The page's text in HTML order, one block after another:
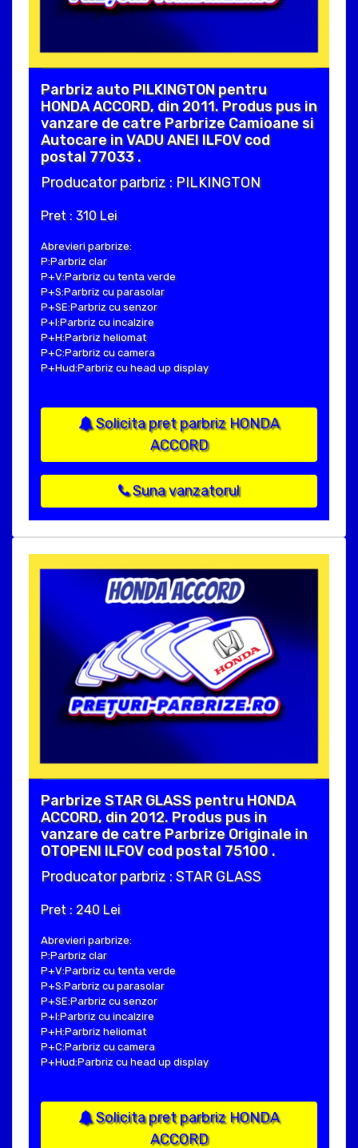
Parbriz auto PILKINGTON pentru
HONDA ACCORD, din 2011. Produs pus in
vanzare de catre Parbrize Camioane si
Autocare in VADU ANEI ILFOV cod
postal 77033 .
Producator parbriz : PILKINGTON
Pret : 310 Lei
Abrevieri parbrize:
P:Parbriz clar
P+V:Parbriz cu tenta verde
P+S:Parbriz cu parasolar
P+SE:Parbriz cu senzor
P+I:Parbriz cu incalzire
P+H:Parbriz heliomat
P+C:Parbriz cu camera
P+Hud:Parbriz cu head up display
Solicita pret parbriz HONDA
ACCORD
Suna vanzatorul
Parbrize STAR GLASS pentru HONDA
ACCORD, din 2012. Produs pus in
vanzare de catre Parbrize Originale in
OTOPENI ILFOV cod postal 75100 .
Producator parbriz : STAR GLASS
Pret : 240 Lei
Abrevieri parbrize:
P:Parbriz clar
P+V:Parbriz cu tenta verde
P+S:Parbriz cu parasolar
P+SE:Parbriz cu senzor
P+I:Parbriz cu incalzire
P+H:Parbriz heliomat
P+C:Parbriz cu camera
P+Hud:Parbriz cu head up display
Solicita pret parbriz HONDA
ACCORD